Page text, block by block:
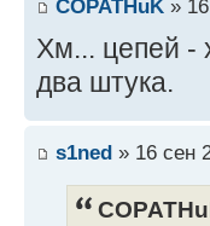
COPATHuK »
Хм... цепей -
два штука.
s1ned » 16 сен